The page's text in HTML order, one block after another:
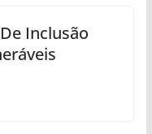
Inclusão